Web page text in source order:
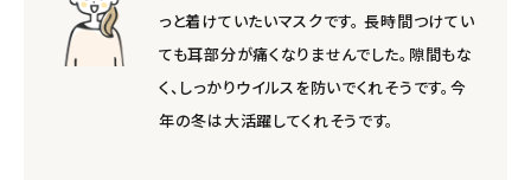
っと着けていたいマスクです。 長時間つけてい
ても耳部分が痛くなりませんでした。隙間もな
く、しっかりウイルスを防いでくれそうです。今
年の冬は大活躍してくれそうです。